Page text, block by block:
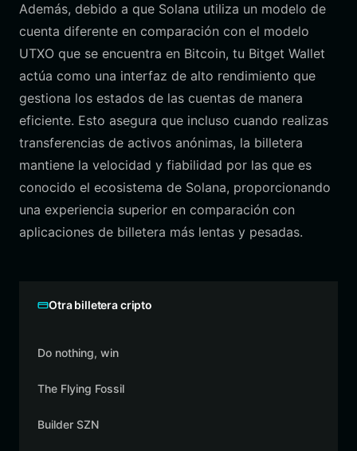
Además, debido a que Solana utiliza un modelo de
cuenta diferente en comparación con el modelo
UTXO que se encuentra en Bitcoin, tu Bitget Wallet
actúa como una interfaz de alto rendimiento que
gestiona los estados de las cuentas de manera
eficiente. Esto asegura que incluso cuando realizas
transferencias de activos anónimas, la billetera
mantiene la velocidad y fiabilidad por las que es
conocido el ecosistema de Solana, proporcionando
una experiencia superior en comparación con
aplicaciones de billetera más lentas y pesadas.
Otra billetera cripto
Do nothing, win
The Flying Fossil
Builder SZN